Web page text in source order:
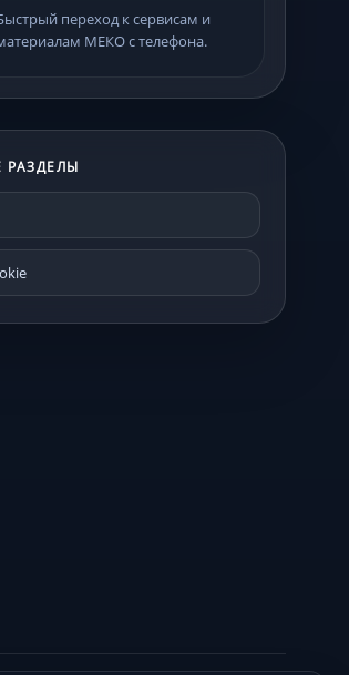
переход к сервисам и
МЕКО с телефона.
РАЗДЕЛЫ